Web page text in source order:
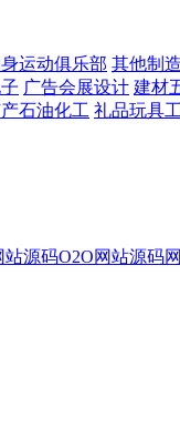
运动俱乐部 其他制
广告会展设计 建材
石油化工 礼品玩具
站源码O2O网站源码